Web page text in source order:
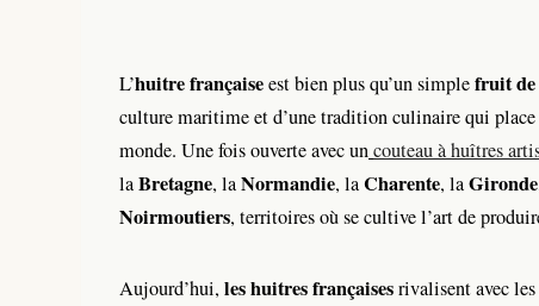
L’huitre françaiseest bien plus qu’un simplefruit
culture maritime et d’une tradition culinaire qui place
monde. Une fois ouverte avec uncouteau à huîtres
laBretagne, laNormandie, laCharente, laGironde
Noirmoutiers, territoires où se cultive l’art de
Aujourd’hui, les huitres françaisesrivalisent avec les